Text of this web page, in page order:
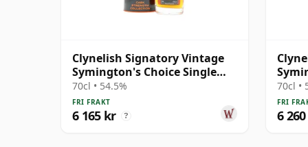
Clynelish Signatory Vintage
Symington's Choice Single
Cask # 30 år gammal
70cl • 54.5%
FRI FRAKT
6 165 kr ?
Cask
70cl •
FRI
6